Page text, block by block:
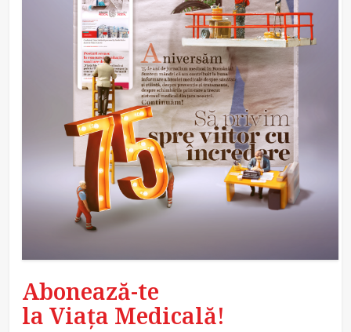
Abonează-te
la Viața Medicală!